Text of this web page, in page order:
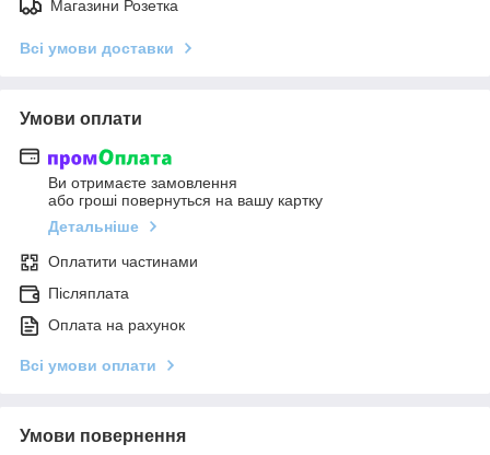
Магазини Розетка
Всі умови доставки
Умови оплати
Ви отримаєте замовлення
або гроші повернуться на вашу картку
Детальніше
Оплатити частинами
Післяплата
Оплата на рахунок
Всі умови оплати
Умови повернення